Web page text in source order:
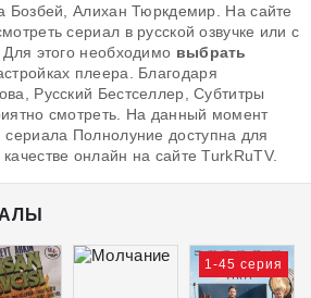
Бозбей, Алихан Тюркдемир. На сайте
сериал в русской озвучке или с
этого необходимо выбрать
плеера. Благодаря
Русский Бестселлер, Субтитры
смотреть. На данный момент
сериала Полнолуние доступна для
онлайн на сайте TurkRuTV.
1-45 серия